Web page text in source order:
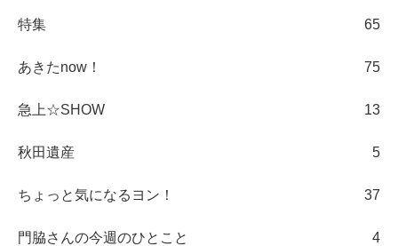
特集 65
あきたnow！ 75
急上☆SHOW 13
秋田遺産 5
ちょっと気になるヨン！ 37
門脇さんの今週のひとこと 4